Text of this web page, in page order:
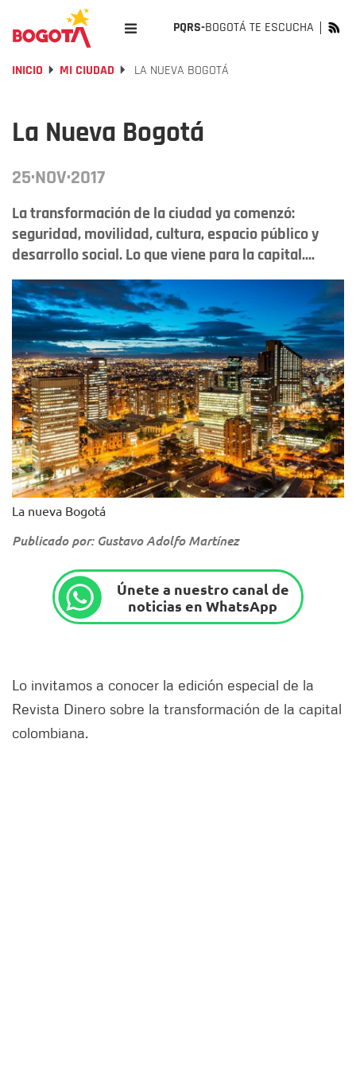
PQRS-BOGOTÁ TE ESCUCHA
INICIO MI CIUDAD LA NUEVA BOGOTÁ
La Nueva Bogotá
25·NOV·2017
La transformación de la ciudad ya comenzó:
seguridad, movilidad, cultura, espacio público y
desarrollo social. Lo que viene para la capital....
La nueva Bogotá
Publicado por: Gustavo Adolfo Martínez
Únete a nuestro canal de
noticias en WhatsApp
Lo invitamos a conocer la edición especial de la
Revista Dinero sobre la transformación de la capital
colombiana.